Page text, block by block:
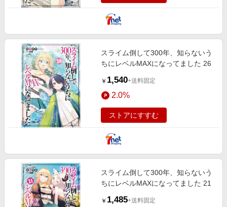
スライム倒して300年、知らないう
ちにレベルMAXになってました 26
￥ 1,540+送料固定
2.0%
ストアにすすむ
スライム倒して300年、知らないう
ちにレベルMAXになってました 21
￥ 1,485+送料固定